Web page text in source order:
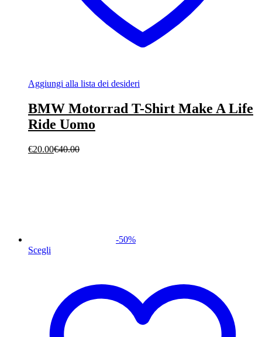
Aggiungi alla lista dei desideri
BMW Motorrad T-Shirt Make A Life
Ride Uomo
€20.00€40.00
-50%
Scegli